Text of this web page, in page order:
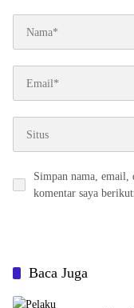
Simpan nama, email,
komentar saya
Baca Juga